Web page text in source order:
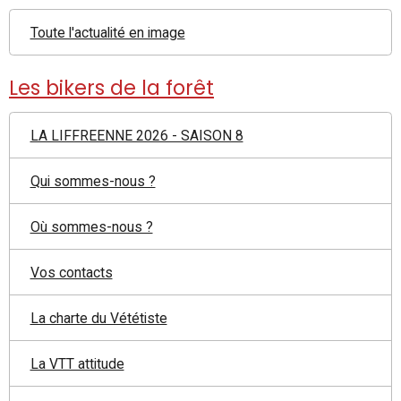
Toute l'actualité en image
Les bikers de la forêt
LA LIFFREENNE 2026 - SAISON 8
Qui sommes-nous ?
Où sommes-nous ?
Vos contacts
La charte du Vététiste
La VTT attitude